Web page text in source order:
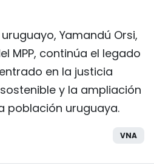
Yamandú Orsi,
MPP, continúa el legado
en la justicia
y la ampliación
población uruguaya.
VNA